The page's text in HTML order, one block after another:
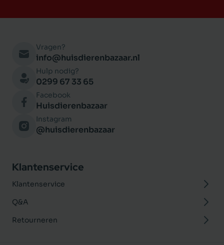
Vragen?
info@huisdierenbazaar.nl
Hulp nodig?
0299 67 33 65
Facebook
Huisdierenbazaar
Instagram
@huisdierenbazaar
Klantenservice
Klantenservice
Q&A
Retourneren